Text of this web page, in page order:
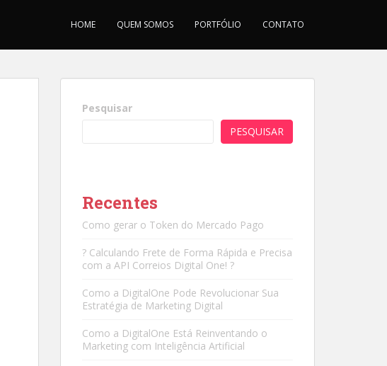
HOME QUEM SOMOS PORTFÓLIO CONTATO
Pesquisar
PESQUISAR
Recentes
Como gerar o Token do Mercado Pago
? Calculando Frete de Forma Rápida e Precisa
com a API Correios Digital One! ?
Como a DigitalOne Pode Revolucionar Sua
Estratégia de Marketing Digital
Como a DigitalOne Está Reinventando o
Marketing com Inteligência Artificial